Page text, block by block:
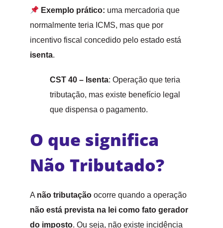
Exemplo prático: uma mercadoria que
normalmente teria ICMS, mas que por
incentivo fiscal concedido pelo estado está
isenta.
CST 40 – Isenta: Operação que teria
tributação, mas existe benefício legal
que dispensa o pagamento.
O que significa
Não Tributado?
A não tributação ocorre quando a operação
não está prevista na lei como fato gerador
do imposto. Ou seja, não existe incidência